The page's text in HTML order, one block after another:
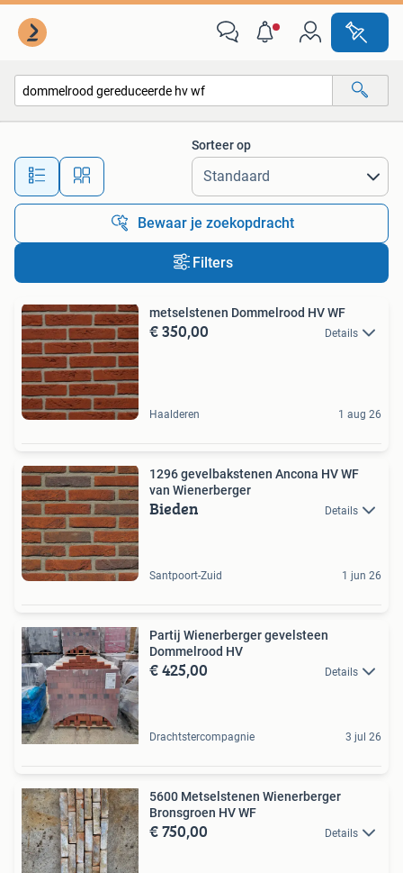
Alle afstanden…
Sorteer op
Bewaar je zoekopdracht
Filters
metselstenen Dommelrood HV WF
€ 350,00 Details
Haalderen 1 aug 26
1296 gevelbakstenen Ancona HV WF
van Wienerberger
Bieden Details
Santpoort-Zuid 1 jun 26
Partij Wienerberger gevelsteen
Dommelrood HV
€ 425,00 Details
Drachtstercompagnie 3 jul 26
5600 Metselstenen Wienerberger
Bronsgroen HV WF
€ 750,00 Details